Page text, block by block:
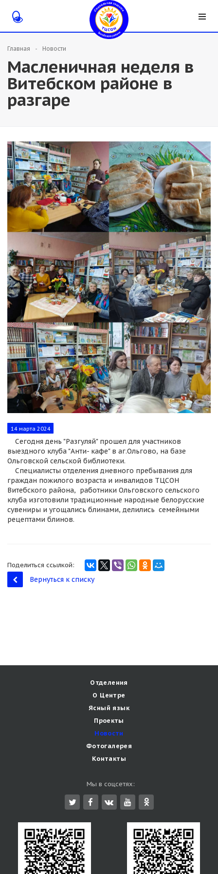
Главная Новости
Масленичная неделя в
Витебском районе в
разгаре
14 марта 2024
Сегодня день "Разгуляй" прошел для участников
выездного клуба "Анти- кафе" в аг.Ольгово, на базе
Ольговской сельской библиотеки.
Специалисты отделения дневного пребывания для
граждан пожилого возраста и инвалидов ТЦСОН
Витебского района, работники Ольговского сельского
клуба изготовили традиционные народные белорусские
сувениры и угощались блинами, делились семейными
рецептами блинов.
Поделиться ссылкой:
Вернуться к списку
Отделения
О Центре
Ясный язык
Проекты
Новости
Фотогалерея
Контакты
Мы в соцсетях: